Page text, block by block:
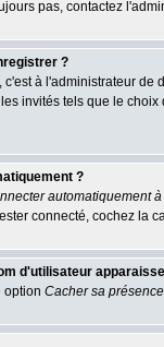
pas, contactez
?
à l'administrateur
invités tels que le
?
automatiquement
connecté, cochez la
d'utilisateur
option Cacher sa